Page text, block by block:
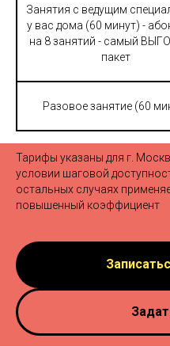
Занятия с ведущим
у вас дома (60 минут) -
на 8 занятий - самый
пакет
Разовое занятие (60
Тарифы указаны для г.
условии шаговой
остальных случаях
повышенный коэффициент